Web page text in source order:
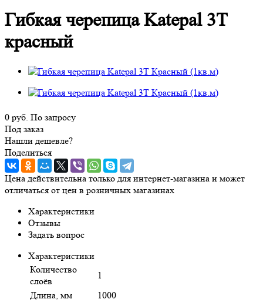
Гибкая черепица Katepal 3Т
красный
0 руб. По запросу
Под заказ
Нашли дешевле?
Поделиться
Цена действительна только для интернет-магазина и может
отличаться от цен в розничных магазинах
Характеристики
Отзывы
Задать вопрос
Характеристики
Количество
слоёв
1
Длина, мм
1000